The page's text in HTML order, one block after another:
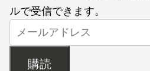
ルで受信できます。
購読